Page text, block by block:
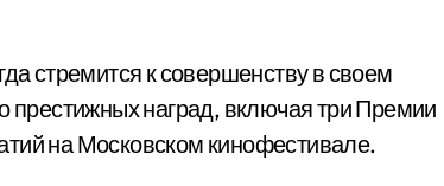
стремится к совершенству в своем
престижных наград, включая три Премии
на Московском кинофестивале.